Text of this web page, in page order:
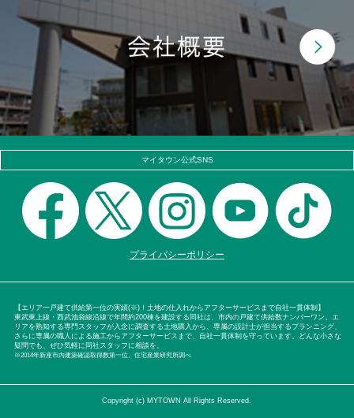
マイタウン公式SNS
プライバシーポリシー
【エリア一戸建て供給第一位の実績(※)！土地の仕入れからアフターサービスまで自社一貫体制】
東武東上線・西武池袋線沿線で年間約200棟を建設する同社は、市内の戸建て供給数ナンバーワン。エ
リアを熟知する専門スタッフが入念に調査する土地購入から、専属の設計士が担当するプランニング、
さらに専属の職人による施工からアフターサービスまで、自社一貫体制を守っています。どんな小さな
疑問でも、ぜひ気軽に同社スタッフに相談を。
※2014年新座市内建築確認取得数第一位。住宅産業研究所調べ
Copyright (c) MYTOWN All Rights Reserved.